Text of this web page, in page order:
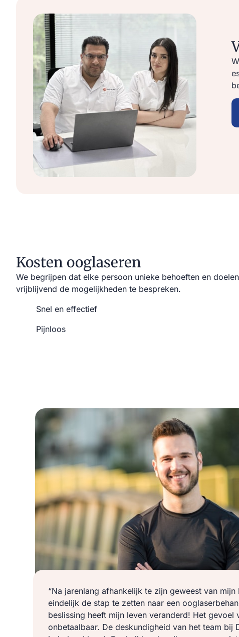
Kosten ooglaseren
We begrijpen dat elke persoon unieke behoeften en
vrijblijvend de mogelijkheden te bespreken.
Snel en effectief
Pijnloos
“Na jarenlang afhankelijk te zijn geweest van
eindelijk de stap te zetten naar een
beslissing heeft mijn leven veranderd! Het gevoel
onbetaalbaar. De deskundigheid van het team bij